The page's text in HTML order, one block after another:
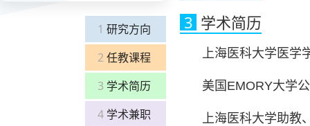
1 研究方向
2任教课程
3 学术简历
4 学术兼职
3 学术简历
上海医科大学医学
美国EMORY大学
上海医科大学助教